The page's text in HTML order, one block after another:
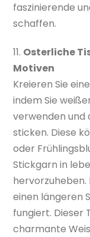
faszinierende
schaffen.
11. Osterliche
Motiven
Kreieren Sie
indem Sie
verwenden und
sticken. Diese
oder
Stickgarn in
hervorzuheben.
einen längeren
fungiert. Dieser
charmante